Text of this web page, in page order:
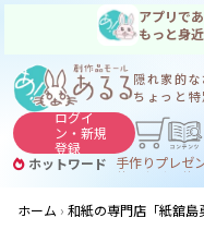
アプリで
もっと身近
隠れ家的
ちょっと
ログイ
ン・新規
登録
ホットワード 手作りプレゼ
サヌカイト
ホーム
和紙の専門店「紙舘島